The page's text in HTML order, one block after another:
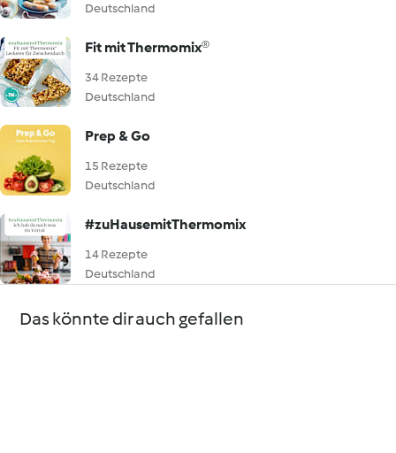
Deutschland
Fit mit Thermomix®
34 Rezepte
Deutschland
Prep & Go
15 Rezepte
Deutschland
#zuHausemitThermomix
14 Rezepte
Deutschland
Das könnte dir auch gefallen